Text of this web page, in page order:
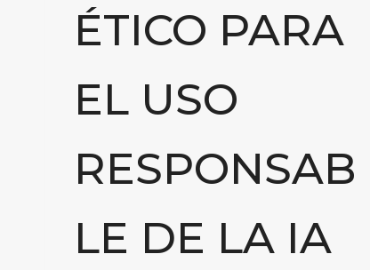
ÉTICO PARA
EL USO
RESPONSAB
LE DE LA IA